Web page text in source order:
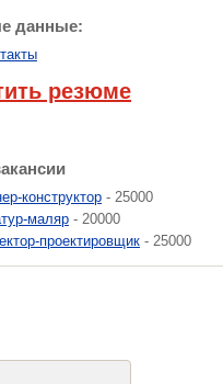
данные:
резюме
конструктор - 25000
маляр - 20000
проектировщик - 25000